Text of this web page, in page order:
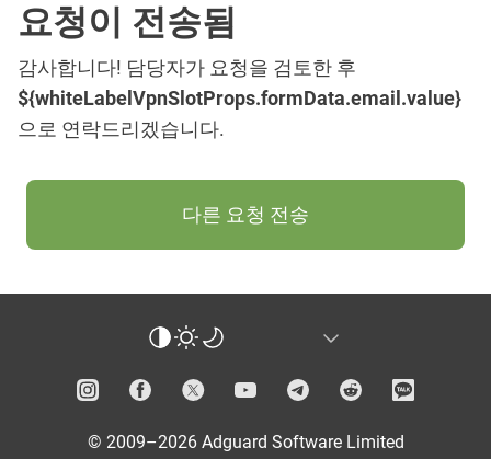
요청이 전송됨
감사합니다! 담당자가 요청을 검토한 후
${whiteLabelVpnSlotProps.formData.email.value}
으로 연락드리겠습니다.
다른 요청 전송
© 2009–2026 Adguard Software Limited